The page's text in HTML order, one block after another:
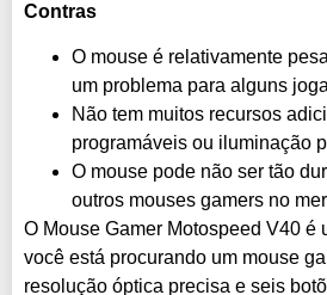
Contras
O mouse é relativamente
um problema para alguns
Não tem muitos recursos
programáveis ou iluminação
O mouse pode não ser tão
outros mouses gamers no
O Mouse Gamer Motospeed V40 é
você está procurando um mouse
resolução óptica precisa e seis